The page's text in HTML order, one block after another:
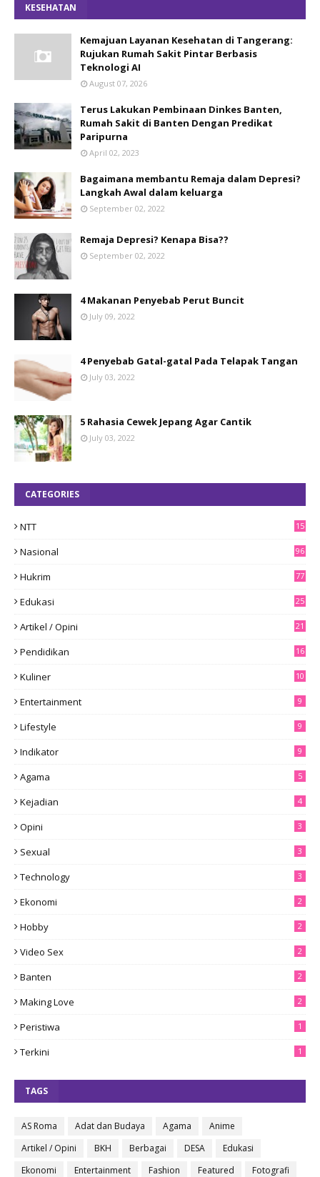
KESEHATAN
Kemajuan Layanan Kesehatan di Tangerang:
Rujukan Rumah Sakit Pintar Berbasis
Teknologi AI
August 07, 2026
Terus Lakukan Pembinaan Dinkes Banten,
Rumah Sakit di Banten Dengan Predikat
Paripurna
April 02, 2023
Bagaimana membantu Remaja dalam Depresi?
Langkah Awal dalam keluarga
September 02, 2022
Remaja Depresi? Kenapa Bisa??
September 02, 2022
4 Makanan Penyebab Perut Buncit
July 09, 2022
4 Penyebab Gatal-gatal Pada Telapak Tangan
July 03, 2022
5 Rahasia Cewek Jepang Agar Cantik
July 03, 2022
CATEGORIES
NTT
15
Nasional 96
Hukrim 77
Edukasi 25
Artikel / Opini 21
Pendidikan 16
Kuliner 10
Entertainment 9
Lifestyle 9
Indikator 9
Agama 5
Kejadian 4
Opini 3
Sexual 3
Technology 3
Ekonomi 2
Hobby 2
Video Sex 2
Banten 2
Making Love 2
Peristiwa 1
Terkini 1
TAGS
AS Roma Adat dan Budaya Agama
Anime
Artikel / Opini
BKH Berbagai DESA
Edukasi
Ekonomi
Entertainment Fashion Featured
Fotografi